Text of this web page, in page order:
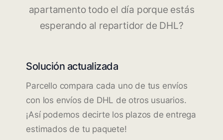
apartamento todo el día porque estás
esperando al repartidor de DHL?
Solución actualizada
Parcello compara cada uno de tus envíos
con los envíos de DHL de otros usuarios.
¡Así podemos decirte los plazos de entrega
estimados de tu paquete!